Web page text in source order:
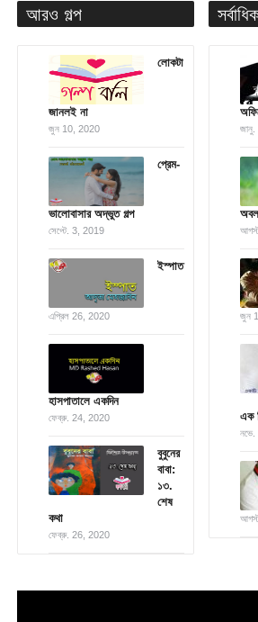
আরও গল্প
লোকটা
জানলই না
জুন 10, 2020
প্রেম-
ভালোবাসার অদ্ভুত গল্প
সেপ্টে. 3, 2019
ইস্পাত
এপ্রিল 26, 2020
হাসপাতালে একদিন
ফেব্রু. 24, 2020
বুবুনের
বাবা:
১৩.
শেষ
কথা
ফেব্রু. 26, 2020
জুন
এক